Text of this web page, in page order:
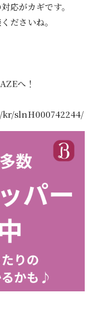
応がカギです。
ださいね。
へ！
slnH000742244/